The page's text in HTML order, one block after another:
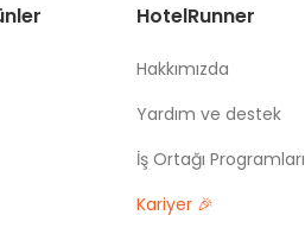
HotelRunner
Hakkımızda
Yardım ve destek
İş Ortağı Programları
Kariyer 🎉